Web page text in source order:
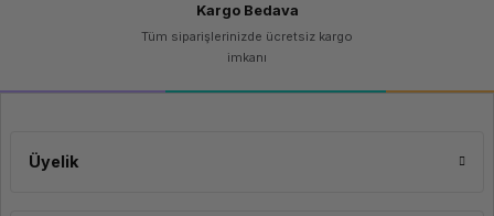
Kargo Bedava
Tüm siparişlerinizde ücretsiz kargo
imkanı
Üyelik